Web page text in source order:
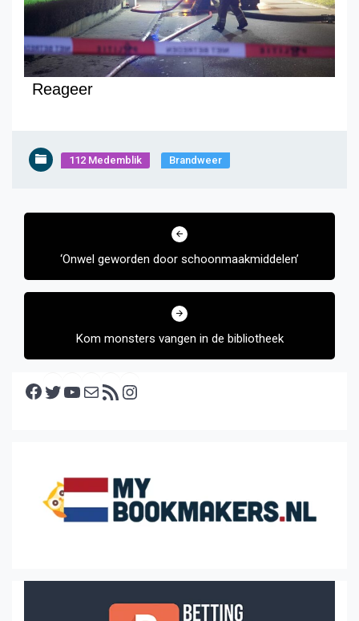
Reageer
112 Medemblik Brandweer
Bericht
‘Onwel geworden door schoonmaakmiddelen’
Kom monsters vangen in de bibliotheek
Facebook Twitter YouTube E-mail RSS feed